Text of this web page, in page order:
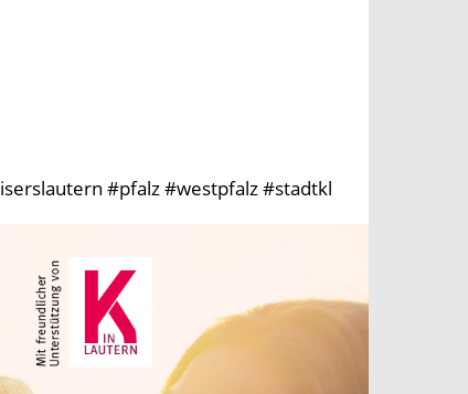
#pfalz #westpfalz #stadtkl